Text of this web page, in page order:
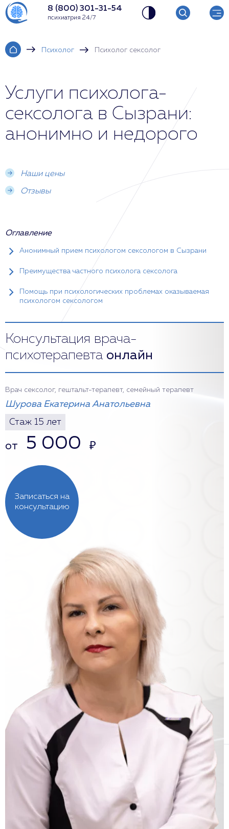
8 (800) 301-31-54
психиатрия 24/7
Психолог Психолог сексолог
Услуги психолога-
сексолога в Сызрани:
анонимно и недорого
Наши цены
Отзывы
Оглавление
Анонимный прием психологом сексологом в Сызрани
Преимущества частного психолога сексолога
Помощь при психологических проблемах оказываемая
психологом сексологом
Консультация врача-
психотерапевта онлайн
Записаться на
консультацию
Врач сексолог, гештальт-терапевт, семейный терапевт
Шурова Екатерина Анатольевна
Стаж 15 лет
от 5 000 ₽